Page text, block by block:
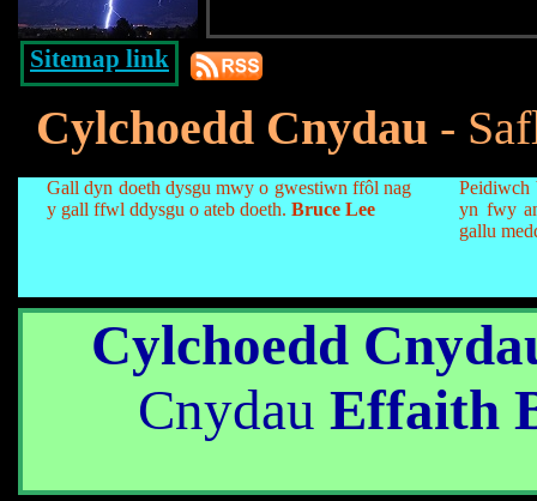
Sitemap link
Cylchoedd Cnydau -
Gall dyn doeth dysgu mwy o gwestiwn ffôl nag
y gall ffwl ddysgu o ateb doeth. Bruce Lee
Peidiwch
yn fwy
gallu
Cylchoedd
Cnydau Effaith